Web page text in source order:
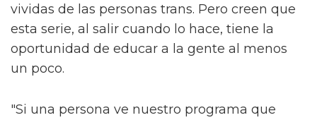
vividas de las personas trans. Pero creen que
esta serie, al salir cuando lo hace, tiene la
oportunidad de educar a la gente al menos
un poco.
"Si una persona ve nuestro programa que